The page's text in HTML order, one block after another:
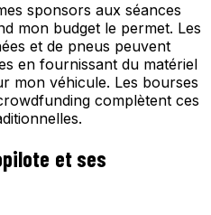
sponsors aux séances
mon budget le permet. Les
et de pneus peuvent
en fournissant du matériel
mon véhicule. Les bourses
complètent ces
et ses